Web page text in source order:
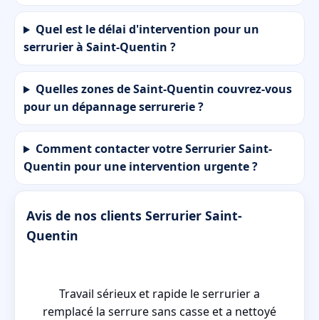
Quel est le délai d'intervention pour un
serrurier à Saint-Quentin ?
Quelles zones de Saint-Quentin couvrez-vous
pour un dépannage serrurerie ?
Comment contacter votre Serrurier Saint-
Quentin pour une intervention urgente ?
Avis de nos clients Serrurier Saint-
Quentin
Travail sérieux et rapide le serrurier a
remplacé la serrure sans casse et a nettoyé